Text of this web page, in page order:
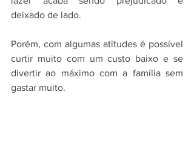
deixado de lado.
Porém, com algumas atitudes é possível
curtir muito com um custo baixo e se
divertir ao máximo com a família sem
gastar muito.